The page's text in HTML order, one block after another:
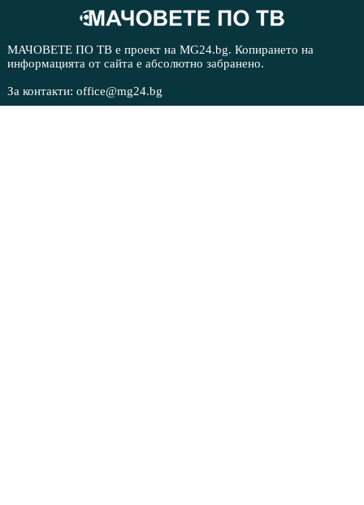
МАЧОВЕТЕ ПО ТВ е проект на MG24.bg. Копирането на
информацията от сайта е абсолютно забранено.
За контакти: office@mg24.bg